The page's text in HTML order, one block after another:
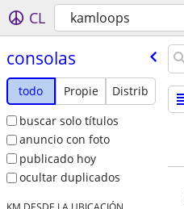
CL kamloops
consolas
todo Propie
Distrib
buscar solo títulos
anuncio con foto
publicado hoy
ocultar duplicados